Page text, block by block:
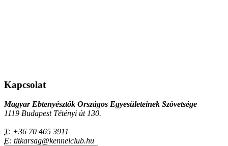
Kapcsolat
Magyar Ebtenyésztők Országos Egyesületeinek Szövetsége
1119 Budapest Tétényi út 130.
T: +36 70 465 3911
E: titkarsag@kennelclub.hu